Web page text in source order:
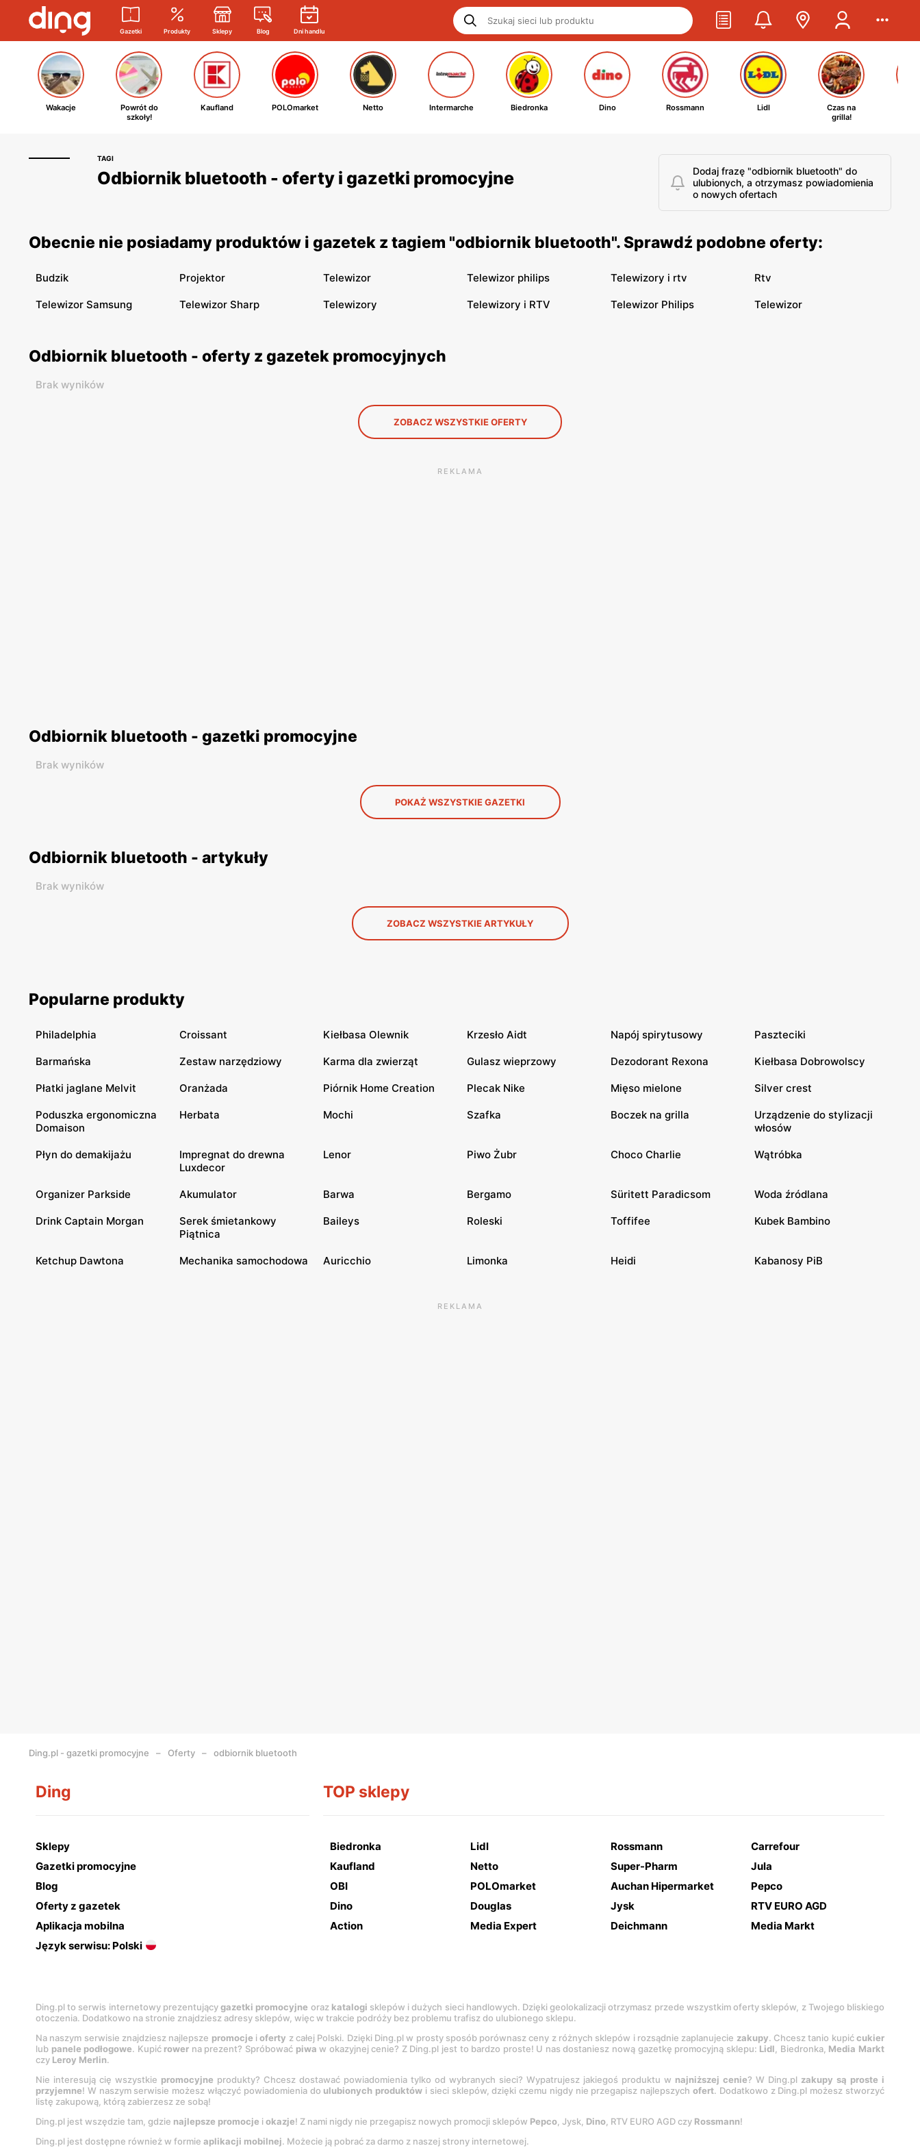
Gazetki Produkty Sklepy Blog Dni handlu
Wakacje
Powrót do
szkoły!
Kaufland POLOmarket Netto Intermarche Biedronka Dino Rossmann Lidl
Czas na
grilla!
TAGI
Odbiornik bluetooth - oferty i gazetki promocyjne
Dodaj frazę "odbiornik bluetooth" do
ulubionych, a otrzymasz powiadomienia
o nowych ofertach
Obecnie nie posiadamy produktów i gazetek z tagiem "odbiornik bluetooth". Sprawdź podobne oferty:
Budzik Projektor Telewizor Telewizor philips Telewizory i rtv Rtv
Telewizor Samsung Telewizor Sharp Telewizory Telewizory i RTV Telewizor Philips Telewizor
Odbiornik bluetooth - oferty z gazetek promocyjnych
Brak wyników
ZOBACZ WSZYSTKIE OFERTY
REKLAMA
Odbiornik bluetooth - gazetki promocyjne
Brak wyników
POKAŻ WSZYSTKIE GAZETKI
Odbiornik bluetooth - artykuły
Brak wyników
ZOBACZ WSZYSTKIE ARTYKUŁY
Popularne produkty
Philadelphia Croissant Kiełbasa Olewnik Krzesło Aidt Napój spirytusowy Paszteciki
Barmańska Zestaw narzędziowy Karma dla zwierząt Gulasz wieprzowy Dezodorant Rexona Kiełbasa Dobrowolscy
Płatki jaglane Melvit Oranżada Piórnik Home Creation Plecak Nike Mięso mielone Silver crest
Poduszka ergonomiczna
Domaison
Herbata Mochi Szafka Boczek na grilla
Urządzenie do stylizacji
włosów
Płyn do demakijażu
Impregnat do drewna
Luxdecor
Lenor Piwo Żubr Choco Charlie Wątróbka
Organizer Parkside Akumulator Barwa Bergamo Süritett Paradicsom Woda źródlana
Drink Captain Morgan
Serek śmietankowy
Piątnica
Baileys Roleski Toffifee Kubek Bambino
Ketchup Dawtona Mechanika samochodowa Auricchio Limonka Heidi Kabanosy PiB
REKLAMA
Ding.pl - gazetki promocyjne Oferty odbiornik bluetooth
Ding
Sklepy
Gazetki promocyjne
Blog
Oferty z gazetek
Aplikacja mobilna
Język serwisu: Polski
TOP sklepy
Biedronka Lidl Rossmann
Carrefour
Kaufland
Netto Super-Pharm
Jula
OBI
POLOmarket Auchan Hipermarket
Pepco
Dino
Douglas Jysk
RTV EURO AGD
Action
Media Expert Deichmann Media Markt
Ding.pl to serwis internetowy prezentującygazetki promocyjne oraz katalogi sklepów i dużych sieci handlowych. Dzięki geolokalizacji otrzymasz przede wszystkim oferty sklepów, z Twojego bliskiego
otoczenia. Dodatkowo na stronie znajdziesz adresy sklepów, więc w trakcie podróży bez problemu trafisz do ulubionego sklepu.
Na naszym serwisie znajdziesz najlepsze promocje ioferty z całej Polski. Dzięki Ding.pl w prosty sposób porównasz ceny z różnych sklepów i rozsądnie zaplanujecie zakupy. Chcesz tanio kupićcukier
lub panele podłogowe. Kupić rower na prezent? Spróbować piwa w okazyjnej cenie? Z Ding.pl jest to bardzo proste! U nas dostaniesz nową gazetkę promocyjną sklepu: Lidl, Biedronka, Media Markt
czy Leroy Merlin.
Nie interesują cię wszystkie promocyjne produkty? Chcesz dostawać powiadomienia tylko od wybranych sieci? Wypatrujesz jakiegoś produktu w najniższej cenie? W Ding.pl zakupy są proste i
przyjemne! W naszym serwisie możesz włączyć powiadomienia do ulubionych produktów i sieci sklepów, dzięki czemu nigdy nie przegapisz najlepszychofert. Dodatkowo z Ding.pl możesz stworzyć
listę zakupową, którą zabierzesz ze sobą!
Ding.pl jest wszędzie tam, gdzie najlepsze promocje i okazje! Z nami nigdy nie przegapisz nowych promocji sklepów Pepco, Jysk, Dino, RTV EURO AGD czy Rossmann!
Ding.pl jest dostępne również w formie aplikacji mobilnej. Możecie ją pobrać za darmo z naszej strony internetowej.